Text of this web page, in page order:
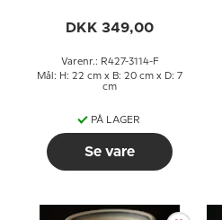
DKK 349,00
Varenr.: R427-3114-F
Mål: H: 22 cm x B: 20 cm x D: 7
cm
PÅ LAGER
Se vare